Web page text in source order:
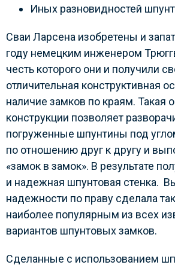
Иных разновидностей
Сваи Ларсена изобретены и
году немецким инженером
честь которого они и получили
отличительная конструктивная
наличие замков по краям. Такая
конструкции позволяет
погруженные шпунтины под
по отношению друг к другу и
«замок в замок». В результате
и надежная шпунтовая стенка.
надежности по праву сделала
наиболее популярным из всех
вариантов шпунтовых замков.
Сделанные с использованием